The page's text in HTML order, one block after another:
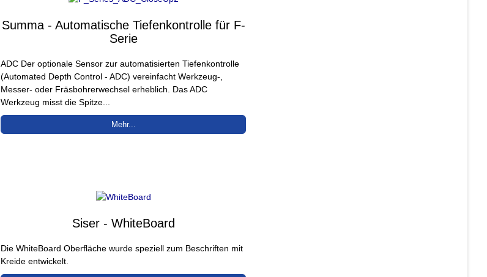
Summa - Automatische Tiefenkontrolle für F-
Serie
ADC Der optionale Sensor zur automatisierten Tiefenkontrolle
(Automated Depth Control - ADC) vereinfacht Werkzeug-,
Messer- oder Fräsbohrerwechsel erheblich. Das ADC
Werkzeug misst die Spitze...
Mehr...
Siser - WhiteBoard
Die WhiteBoard Oberfläche wurde speziell zum Beschriften mit
Kreide entwickelt.